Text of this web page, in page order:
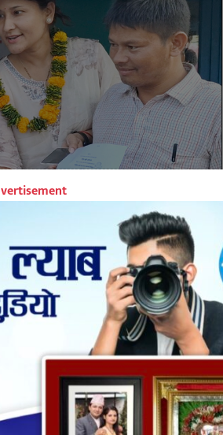
गरिरहेको प्रमाण) वितरण कार्य सुरु